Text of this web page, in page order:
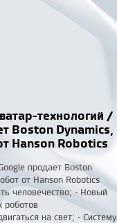
технологий /
Boston Dynamics,
Hanson Robotics
продает Boston
от Hanson Robotics
человечество; - Новый
роботов
на свет; - Систему